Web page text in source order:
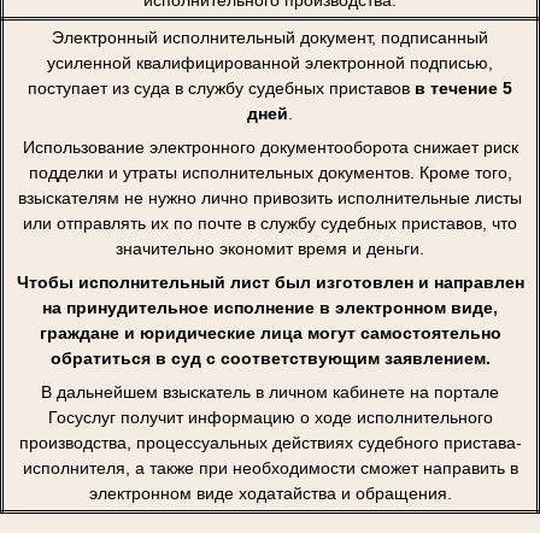
Электронный исполнительный документ, подписанный
усиленной квалифицированной электронной подписью,
поступает из суда в службу судебных приставов в течение 5
дней
Использование электронного документооборота снижает риск
подделки и утраты исполнительных документов. Кроме того,
взыскателям не нужно лично привозить исполнительные листы
или отправлять их по почте в службу судебных приставов, что
значительно экономит время и деньги.
Чтобы исполнительный лист был изготовлен и направлен
на принудительное исполнение в электронном виде,
граждане и юридические лица могут самостоятельно
обратиться в суд с соответствующим заявлением.
В дальнейшем взыскатель в личном кабинете на портале
Госуслуг получит информацию о ходе исполнительного
производства, процессуальных действиях судебного пристава-
исполнителя, а также при необходимости сможет направить в
электронном виде ходатайства и обращения.